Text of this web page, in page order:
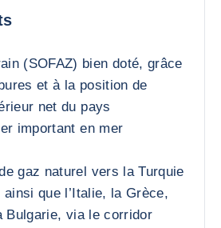
(SOFAZ) bien doté, grâce
et à la position de
net du pays
important en mer
gaz naturel vers la Turquie
que l’Italie, la Grèce,
Bulgarie, via le corridor